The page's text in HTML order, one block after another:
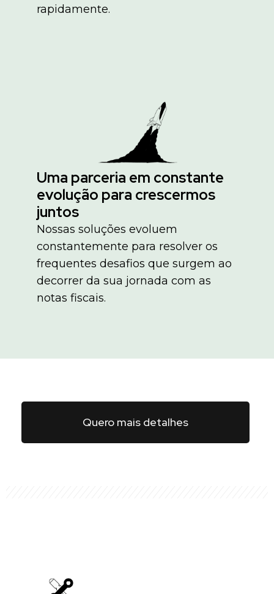
rapidamente.
Uma parceria em constante
evolução para crescermos
juntos
Nossas soluções evoluem
constantemente para resolver os
frequentes desafios que surgem ao
decorrer da sua jornada com as
notas fiscais.
Quero mais detalhes